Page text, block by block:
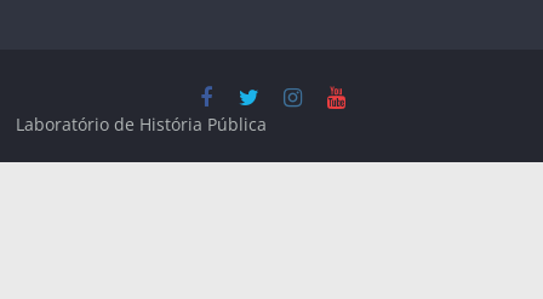
Laboratório de História Pública